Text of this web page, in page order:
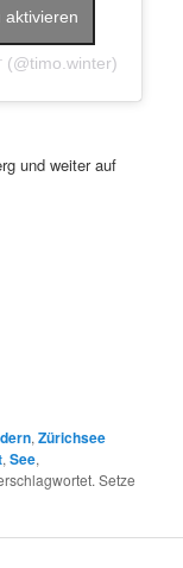
aktivieren
und weiter auf
,Zürichsee
,See,
Setze